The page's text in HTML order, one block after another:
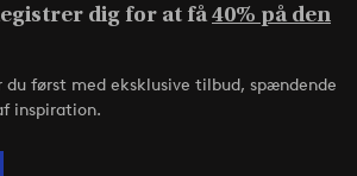
dig for at få40% på den
du først med eksklusive tilbud, spændende
inspiration.